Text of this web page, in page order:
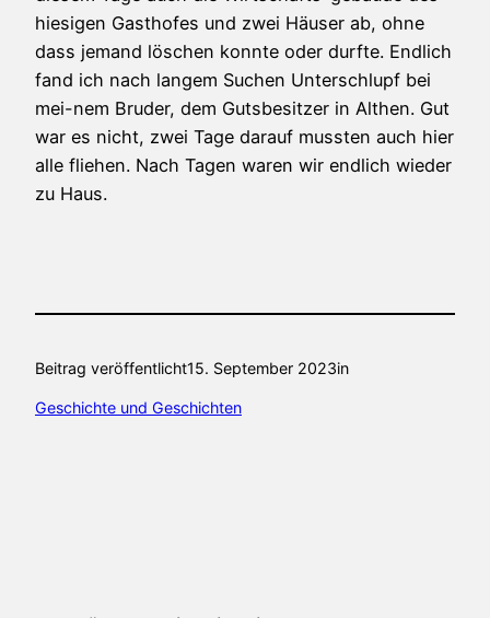
hiesigen Gasthofes und zwei Häuser ab, ohne
dass jemand löschen konnte oder durfte. Endlich
fand ich nach langem Suchen Unterschlupf bei
mei-nem Bruder, dem Gutsbesitzer in Althen. Gut
war es nicht, zwei Tage darauf mussten auch hier
alle fliehen. Nach Tagen waren wir endlich wieder
zu Haus.
Beitrag veröffentlicht15. September 2023in
Geschichte und Geschichten